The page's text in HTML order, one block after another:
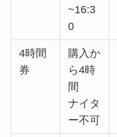
~16:3
0
4時間
券
購入か
ら4時
間
ナイタ
ー不可